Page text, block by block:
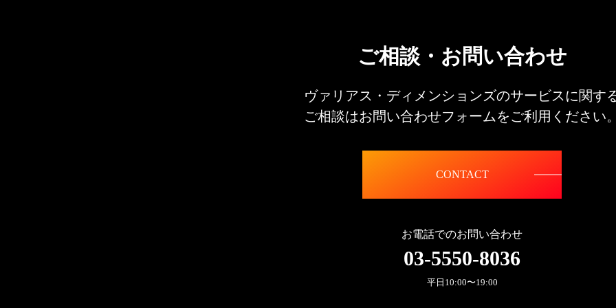
ご相談・お問い合わせ
ヴァリアス・ディメンションズのサービスに関す
ご相談はお問い合わせフォームをご利用ください
CONTACT
お電話でのお問い合わせ
03-5550-8036
平日10:00〜19:00